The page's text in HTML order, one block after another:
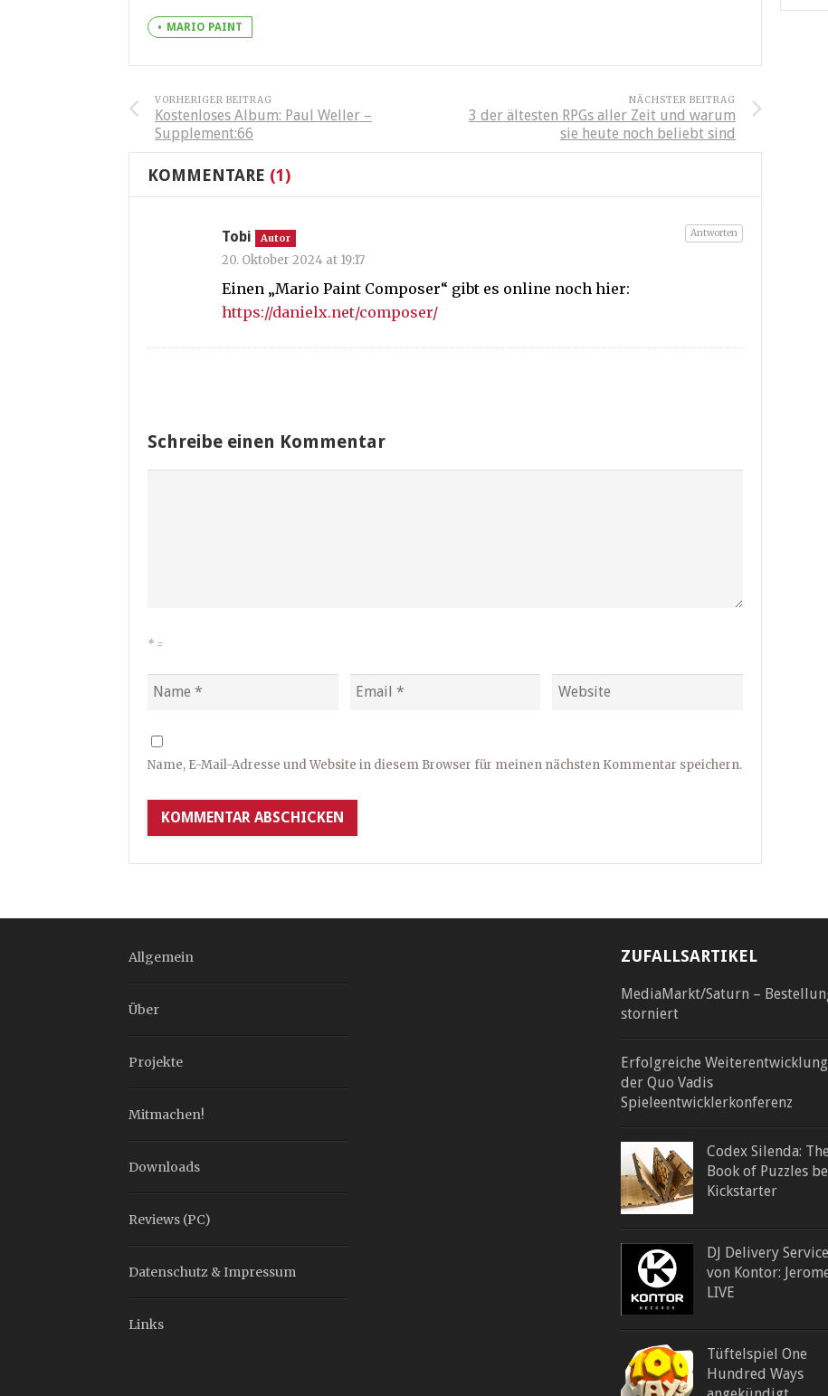
MARIO PAINT
VORHERIGER BEITRAG
Kostenloses Album: Paul Weller –
Supplement:66
NÄCHSTER BEITRAG
3 der ältesten RPGs aller Zeit und warum
sie heute noch beliebt sind
KOMMENTARE (1)
Tobi Autor
20. Oktober 2024 at 19:17
Einen „Mario Paint Composer“ gibt es online noch hier:
https://danielx.net/composer/
Antworten
Schreibe einen Kommentar
* =
Name, E-Mail-Adresse und Website in diesem Browser für meinen nächsten Kommentar speichern.
Allgemein
Über
Projekte
Mitmachen!
Downloads
Reviews (PC)
Datenschutz & Impressum
Links
ZUFALLSARTIKEL
MediaMarkt/Saturn –
storniert
Erfolgreiche Weiterentwicklung
der Quo Vadis
Spieleentwicklerkonferenz
Codex Silenda: The
Book of Puzzles
Kickstarter
DJ Delivery Service
von Kontor:
LIVE
Tüftelspiel One
Hundred Ways